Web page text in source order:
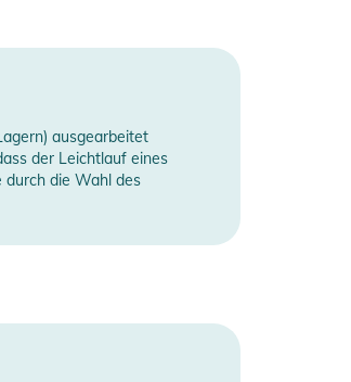
ausgearbeitet
der Leichtlauf eines
durch die Wahl des